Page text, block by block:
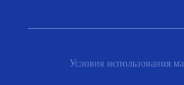
Условия использования